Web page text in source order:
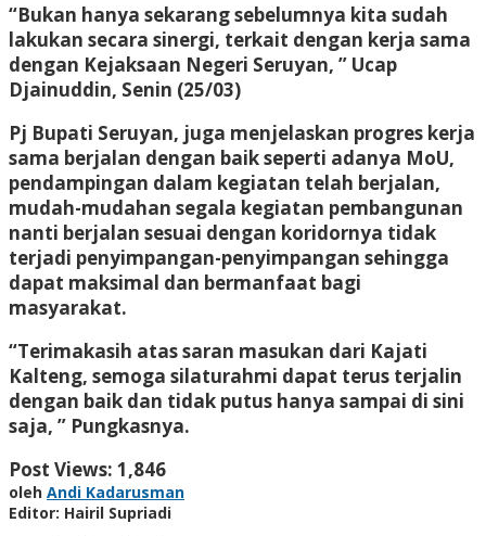
“Bukan hanya sekarang sebelumnya kita sudah
lakukan secara sinergi, terkait dengan kerja sama
dengan Kejaksaan Negeri Seruyan, ” Ucap
Djainuddin, Senin (25/03)
Pj Bupati Seruyan, juga menjelaskan progres kerja
sama berjalan dengan baik seperti adanya MoU,
pendampingan dalam kegiatan telah berjalan,
mudah-mudahan segala kegiatan pembangunan
nanti berjalan sesuai dengan koridornya tidak
terjadi penyimpangan-penyimpangan sehingga
dapat maksimal dan bermanfaat bagi
masyarakat.
“Terimakasih atas saran masukan dari Kajati
Kalteng, semoga silaturahmi dapat terus terjalin
dengan baik dan tidak putus hanya sampai di sini
saja, ” Pungkasnya.
Post Views: 1,846
oleh Andi Kadarusman
Editor: Hairil Supriadi